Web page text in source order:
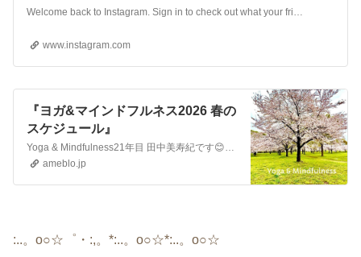
Welcome back to Instagram. Sign in to check out what your friends, family & interests have been capturing & sharing around the world.
www.instagram.com
『ヨガ&マインドフルネス2026 春の
スケジュール』
Yoga & Mindfulness21年目 田中美寿紀です😊💓Yoga ＆ Mindfulnessｌヨガマインドフルネス ウェルビーイング 18年目 田中 …
ameblo.jp
:..。o○☆゜・:,。*:..。o○☆*:..。o○☆